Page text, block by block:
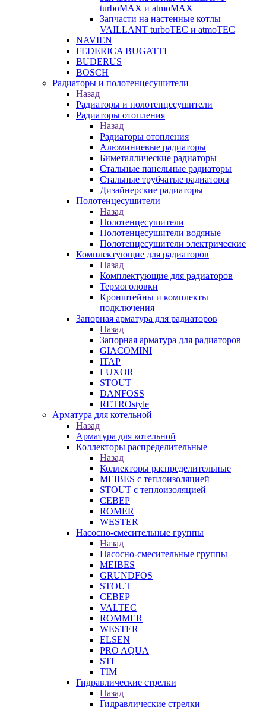
turboMAX и atmoMAX
Запчасти на настенные котлы
VAILLANT turboTEC и atmoTEC
NAVIEN
FEDERICA BUGATTI
BUDERUS
BOSCH
Радиаторы и полотенцесушители
Назад
Радиаторы и полотенцесушители
Радиаторы отопления
Назад
Радиаторы отопления
Алюминиевые радиаторы
Биметаллические радиаторы
Стальные панельные радиаторы
Стальные трубчатые радиаторы
Дизайнерские радиаторы
Полотенцесушители
Назад
Полотенцесушители
Полотенцесушители водяные
Полотенцесушители электрические
Комплектующие для радиаторов
Назад
Комплектующие для радиаторов
Термоголовки
Кронштейны и комплекты
подключения
Запорная арматура для радиаторов
Назад
Запорная арматура для радиаторов
GIACOMINI
ITAP
LUXOR
STOUT
DANFOSS
RETROstyle
Арматура для котельной
Назад
Арматура для котельной
Коллекторы распределительные
Назад
Коллекторы распределительные
MEIBES с теплоизоляцией
STOUT с теплоизоляцией
СЕВЕР
ROMER
WESTER
Насосно-смесительные группы
Назад
Насосно-смесительные группы
MEIBES
GRUNDFOS
STOUT
СЕВЕР
VALTEC
ROMMER
WESTER
ELSEN
PRO AQUA
STI
TIM
Гидравлические стрелки
Назад
Гидравлические стрелки